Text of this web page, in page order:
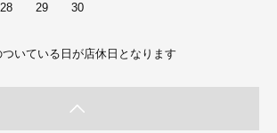
28 29 30
ついている日が店休日となります